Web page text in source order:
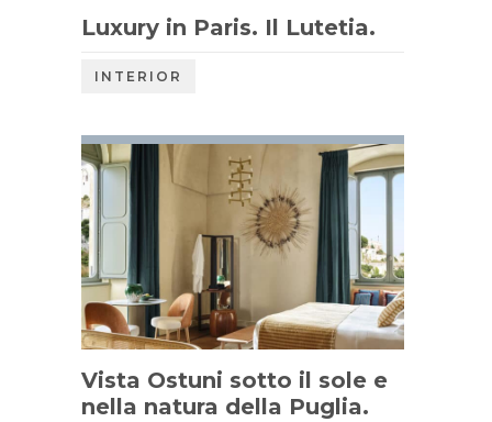
Luxury in Paris. Il Lutetia.
INTERIOR
Vista Ostuni sotto il sole e
nella natura della Puglia.